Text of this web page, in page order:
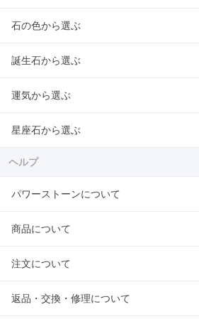
石の色から選ぶ
誕生石から選ぶ
運気から選ぶ
星座石から選ぶ
ヘルプ
パワーストーンについて
商品について
注文について
返品・交換・修理について